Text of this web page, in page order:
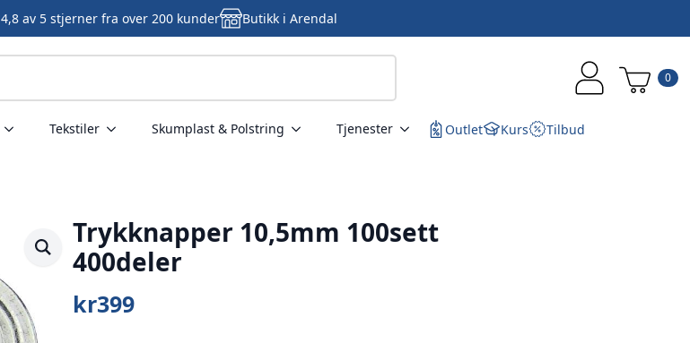
4,8 av 5 stjerner fra over 200 kunder Butikk i Arendal
0
Tekstiler Skumplast & Polstring Tjenester Outlet Kurs Tilbud
Trykknapper 10,5mm 100sett
400deler
kr399